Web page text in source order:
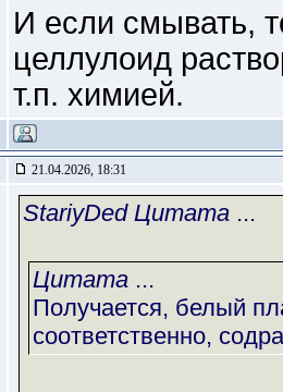
И если смывать,
целлулоид
т.п. химией.
21.04.2026, 18:31
StariyDed Цитата ...
Цитата ...
Получается, белый
соответственно,